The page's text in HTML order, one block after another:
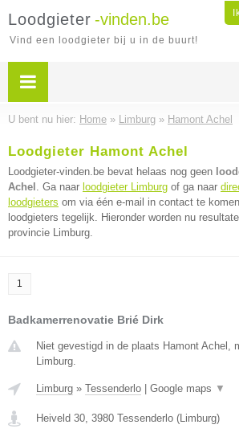
Loodgieter -vinden.be
Vind een loodgieter bij u in de buurt!
U bent nu hier: Home » Limburg » Hamont Achel
Loodgieter Hamont Achel
Loodgieter-vinden.be bevat helaas nog geen
Achel . Ga naar loodgieter Limburg of ga naar
loodgieters om via één e-mail in contact te
loodgieters tegelijk. Hieronder worden nu
provincie Limburg.
1
Badkamerrenovatie Brié Dirk
Niet gevestigd in de plaats Hamont Achel,
Limburg.
Limburg » Tessenderlo Google maps ▼
Heiveld 30, 3980 Tessenderlo (Limburg)